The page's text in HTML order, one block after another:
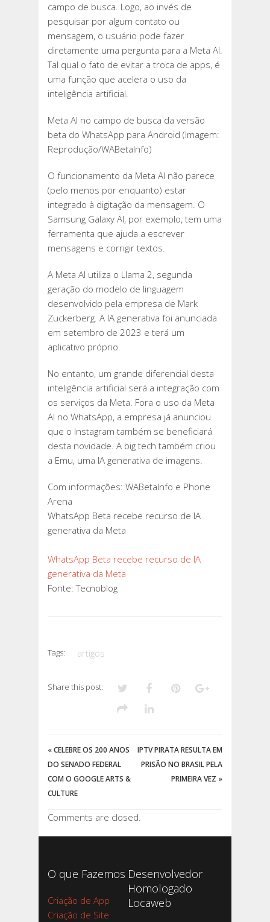
campo de busca. Logo, ao invés de
pesquisar por algum contato ou
mensagem, o usuário pode fazer
diretamente uma pergunta para a Meta AI.
Tal qual o fato de evitar a troca de apps, é
uma função que acelera o uso da
inteligência artificial.
Meta AI no campo de busca da versão
beta do WhatsApp para Android (Imagem:
Reprodução/WABetaInfo)
O funcionamento da Meta AI não parece
(pelo menos por enquanto) estar
integrado à digitação da mensagem. O
Samsung Galaxy AI, por exemplo, tem uma
ferramenta que ajuda a escrever
mensagens e corrigir textos.
A Meta AI utiliza o Llama 2, segunda
geração do modelo de linguagem
desenvolvido pela empresa de Mark
Zuckerberg. A IA generativa foi anunciada
em setembro de 2023 e terá um
aplicativo próprio.
No entanto, um grande diferencial desta
inteligência artificial será a integração com
os serviços da Meta. Fora o uso da Meta
AI no WhatsApp, a empresa já anunciou
que o Instagram também se beneficiará
desta novidade. A big tech também criou
a Emu, uma IA generativa de imagens.
Com informações: WABetaInfo e Phone
Arena
WhatsApp Beta recebe recurso de IA
generativa da Meta
WhatsApp Beta recebe recurso de IA
generativa da Meta
Fonte: Tecnoblog
Tags: artigos
Share this post:
«CELEBRE OS 200 ANOS
DO SENADO FEDERAL
COM O GOOGLE ARTS &
CULTURE
IPTV PIRATA RESULTA EM
PRISÃO NO BRASIL PELA
PRIMEIRA VEZ »
Comments are closed.
O que Fazemos
Criação de App
Criação de Site
Desenvolvedor
Homologado
Locaweb